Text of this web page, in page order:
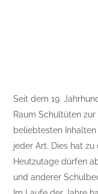
Seit dem 19.
Raum Schultüten
beliebtesten
jeder Art. Dies hat zu
Heutzutage dürfen
und anderer